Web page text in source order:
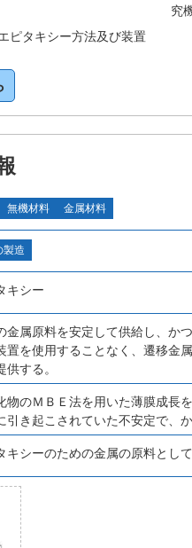
究
ピタキシー方法及び装置
無機材料 金属材料
製造
キシー
金属原料を安定して供給し、か
置を使用することなく、遷移金
供する。
物のＭＢＥ法を用いた薄膜成長
引き起こされていた不安定で、
キシーのための金属の原料とし